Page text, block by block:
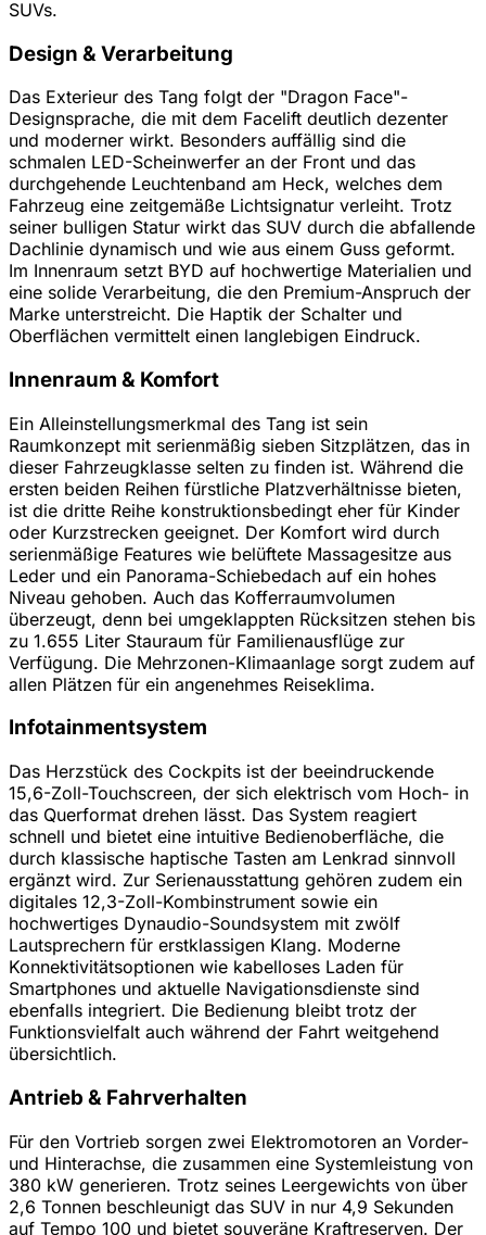
SUVs.
Design & Verarbeitung
Das Exterieur des Tang folgt der "Dragon Face"-
Designsprache, die mit dem Facelift deutlich dezenter
und moderner wirkt. Besonders auffällig sind die
schmalen LED-Scheinwerfer an der Front und das
durchgehende Leuchtenband am Heck, welches dem
Fahrzeug eine zeitgemäße Lichtsignatur verleiht. Trotz
seiner bulligen Statur wirkt das SUV durch die abfallende
Dachlinie dynamisch und wie aus einem Guss geformt.
Im Innenraum setzt BYD auf hochwertige Materialien und
eine solide Verarbeitung, die den Premium-Anspruch der
Marke unterstreicht. Die Haptik der Schalter und
Oberflächen vermittelt einen langlebigen Eindruck.
Innenraum & Komfort
Ein Alleinstellungsmerkmal des Tang ist sein
Raumkonzept mit serienmäßig sieben Sitzplätzen, das in
dieser Fahrzeugklasse selten zu finden ist. Während die
ersten beiden Reihen fürstliche Platzverhältnisse bieten,
ist die dritte Reihe konstruktionsbedingt eher für Kinder
oder Kurzstrecken geeignet. Der Komfort wird durch
serienmäßige Features wie belüftete Massagesitze aus
Leder und ein Panorama-Schiebedach auf ein hohes
Niveau gehoben. Auch das Kofferraumvolumen
überzeugt, denn bei umgeklappten Rücksitzen stehen bis
zu 1.655 Liter Stauraum für Familienausflüge zur
Verfügung. Die Mehrzonen-Klimaanlage sorgt zudem auf
allen Plätzen für ein angenehmes Reiseklima.
Infotainmentsystem
Das Herzstück des Cockpits ist der beeindruckende
15,6-Zoll-Touchscreen, der sich elektrisch vom Hoch- in
das Querformat drehen lässt. Das System reagiert
schnell und bietet eine intuitive Bedienoberfläche, die
durch klassische haptische Tasten am Lenkrad sinnvoll
ergänzt wird. Zur Serienausstattung gehören zudem ein
digitales 12,3-Zoll-Kombinstrument sowie ein
hochwertiges Dynaudio-Soundsystem mit zwölf
Lautsprechern für erstklassigen Klang. Moderne
Konnektivitätsoptionen wie kabelloses Laden für
Smartphones und aktuelle Navigationsdienste sind
ebenfalls integriert. Die Bedienung bleibt trotz der
Funktionsvielfalt auch während der Fahrt weitgehend
übersichtlich.
Antrieb & Fahrverhalten
Für den Vortrieb sorgen zwei Elektromotoren an Vorder-
und Hinterachse, die zusammen eine Systemleistung von
380 kW generieren. Trotz seines Leergewichts von über
2,6 Tonnen beschleunigt das SUV in nur 4,9 Sekunden
auf Tempo 100 und bietet souveräne Kraftreserven. Der